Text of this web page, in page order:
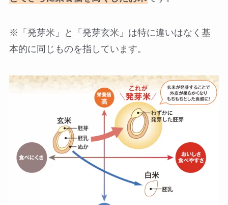
※「発芽米」と「発芽玄米」は特に違いはなく基
本的に同じものを指しています。